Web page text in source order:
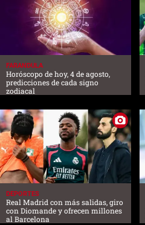
FARANDULA
Horóscopo de hoy, 4 de agosto,
predicciones de cada signo
zodiacal
DEPORTES
Real Madrid con más salidas, giro
con Diomande y ofrecen millones
al Barcelona